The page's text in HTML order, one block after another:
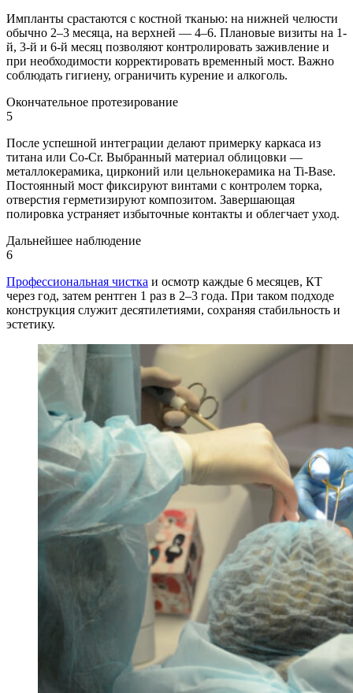
Импланты срастаются с костной тканью: на нижней челюсти
обычно 2–3 месяца, на верхней — 4–6. Плановые визиты на 1-
й, 3-й и 6-й месяц позволяют контролировать заживление и
при необходимости корректировать временный мост. Важно
соблюдать гигиену, ограничить курение и алкоголь.
Окончательное протезирование
5
После успешной интеграции делают примерку каркаса из
титана или Co-Cr. Выбранный материал облицовки —
металлокерамика, цирконий или цельнокерамика на Ti-Base.
Постоянный мост фиксируют винтами с контролем торка,
отверстия герметизируют композитом. Завершающая
полировка устраняет избыточные контакты и облегчает уход.
Дальнейшее наблюдение
6
Профессиональная чистка и осмотр каждые 6 месяцев, КТ
через год, затем рентген 1 раз в 2–3 года. При таком подходе
конструкция служит десятилетиями, сохраняя стабильность и
эстетику.